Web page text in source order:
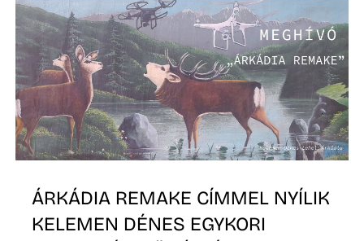
ÁRKÁDIA REMAKE CÍMMEL NYÍLIK
KELEMEN DÉNES EGYKORI